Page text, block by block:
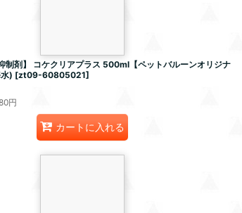
制剤】 コケクリアプラス 500ml【ペットバルーンオリジナ
) [zt09-60805021]
円
カートに入れる